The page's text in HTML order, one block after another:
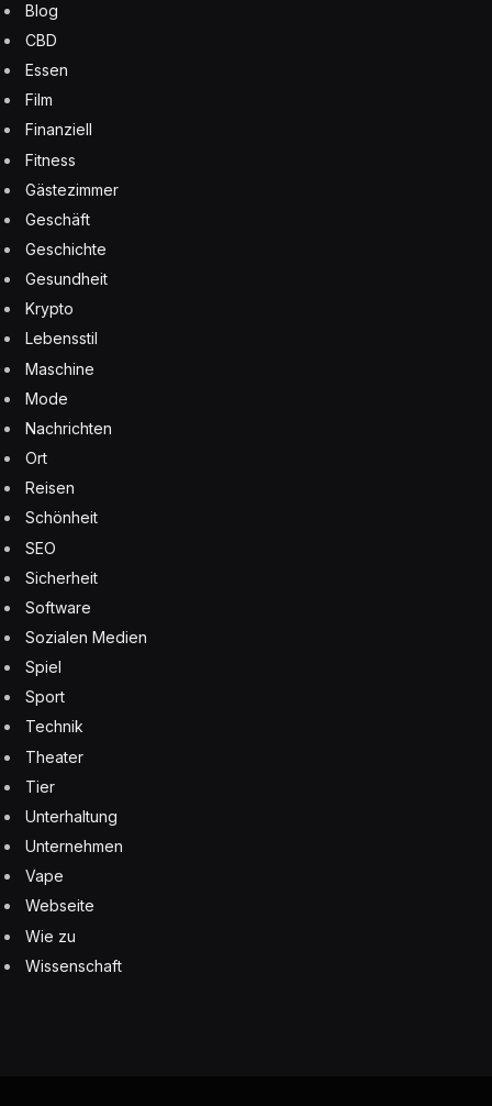
Blog
CBD
Essen
Film
Finanziell
Fitness
Gästezimmer
Geschäft
Geschichte
Gesundheit
Krypto
Lebensstil
Maschine
Mode
Nachrichten
Ort
Reisen
Schönheit
SEO
Sicherheit
Software
Sozialen Medien
Spiel
Sport
Technik
Theater
Tier
Unterhaltung
Unternehmen
Vape
Webseite
Wie zu
Wissenschaft